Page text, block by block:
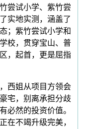
尝试小学、紫竹尝
实地实测，涵盖了
；紫竹尝试小学和
校，贯穿宝山、普
，起首，更是屈指
西姐从项目方领会
宅，别离承担分歧
必然的投资价值。
在不竭升级完美，